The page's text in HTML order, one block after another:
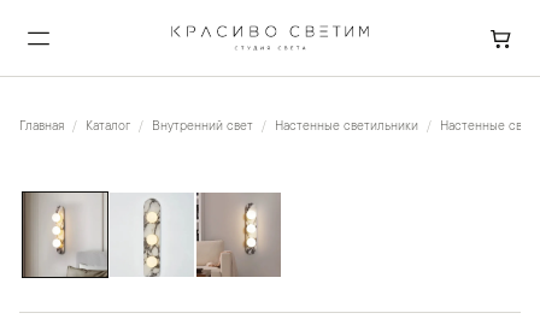
Главная Каталог Внутренний свет Настенные светильники Настенные